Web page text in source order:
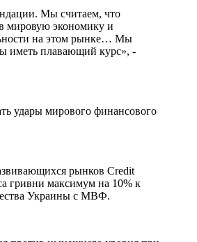
Мы считаем, что
мировую экономику и
на этом рынке… Мы
иметь плавающий курс», -
удары мирового финансового
рынков Credit
гривни максимум на 10% к
Украины с МВФ.